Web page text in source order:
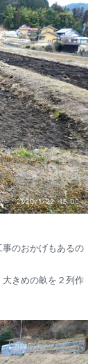
のおかげもあるの
きめの畝を２列作